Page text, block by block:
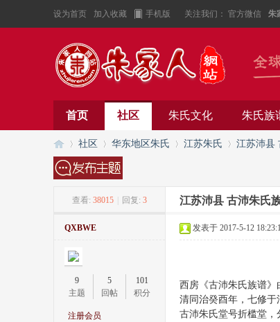
设为首页 加入收藏 手机版 关注我们： 官方微信 朱
首页 社区 朱氏文化 朱氏族
社区
›
华东地区朱氏 江苏朱氏
›
江苏沛县
查看: 38015 回复: 3 江苏沛县 古沛朱氏
QXBWE
9
主题
5
回帖
101
积分
注册会员
发表于 2017-5-12
西房《古沛朱氏族谱
清同治癸酉年，七修于
古沛朱氏堂号折槛堂，